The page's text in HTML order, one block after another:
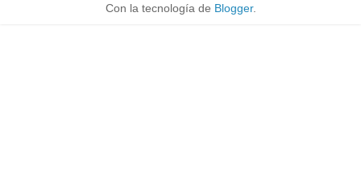
Con la tecnología de Blogger.